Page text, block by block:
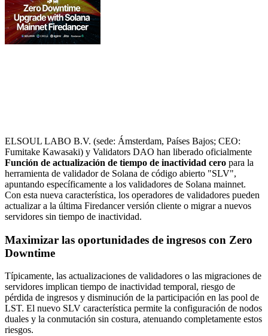
ELSOUL LABO B.V. (sede: Ámsterdam, Países Bajos; CEO:
Fumitake Kawasaki) y Validators DAO han liberado oficialmente
Función de actualización de tiempo de inactividad cero para la
herramienta de validador de Solana de código abierto "SLV",
apuntando específicamente a los validadores de Solana mainnet.
Con esta nueva característica, los operadores de validadores pueden
actualizar a la última Firedancer versión cliente o migrar a nuevos
servidores sin tiempo de inactividad.
Maximizar las oportunidades de ingresos con Zero
Downtime
Típicamente, las actualizaciones de validadores o las migraciones de
servidores implican tiempo de inactividad temporal, riesgo de
pérdida de ingresos y disminución de la participación en las pool de
LST. El nuevo SLV característica permite la configuración de nodos
duales y la conmutación sin costura, atenuando completamente estos
riesgos.